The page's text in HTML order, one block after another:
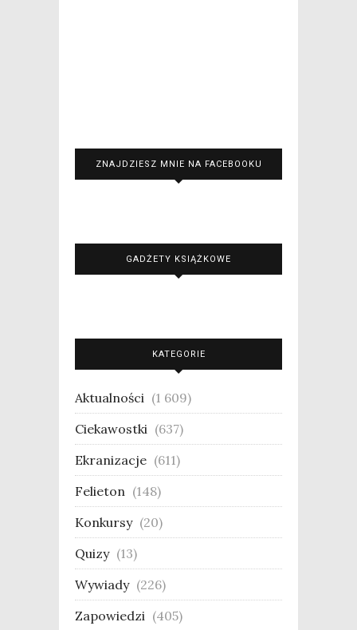
ZNAJDZIESZ MNIE NA FACEBOOKU
GADŻETY KSIĄŻKOWE
KATEGORIE
Aktualności (1 609)
Ciekawostki (637)
Ekranizacje (611)
Felieton (148)
Konkursy (20)
Quizy (13)
Wywiady (226)
Zapowiedzi (405)